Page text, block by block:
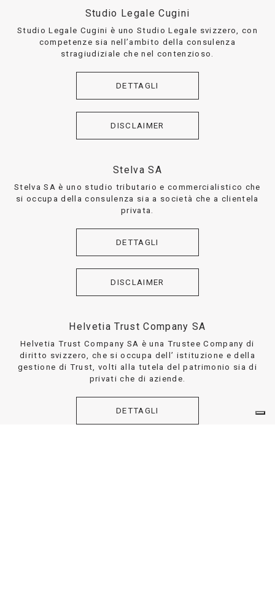
Studio Legale Cugini
Studio Legale Cugini è uno Studio Legale svizzero, con
competenze sia nell’ambito della consulenza
stragiudiziale che nel contenzioso.
DETTAGLI
DISCLAIMER
Stelva SA
Stelva SA è uno studio tributario e commercialistico che
si occupa della consulenza sia a società che a clientela
privata.
DETTAGLI
DISCLAIMER
Helvetia Trust Company SA
Helvetia Trust Company SA è una Trustee Company di
diritto svizzero, che si occupa dell’ istituzione e della
gestione di Trust, volti alla tutela del patrimonio sia di
privati che di aziende.
DETTAGLI